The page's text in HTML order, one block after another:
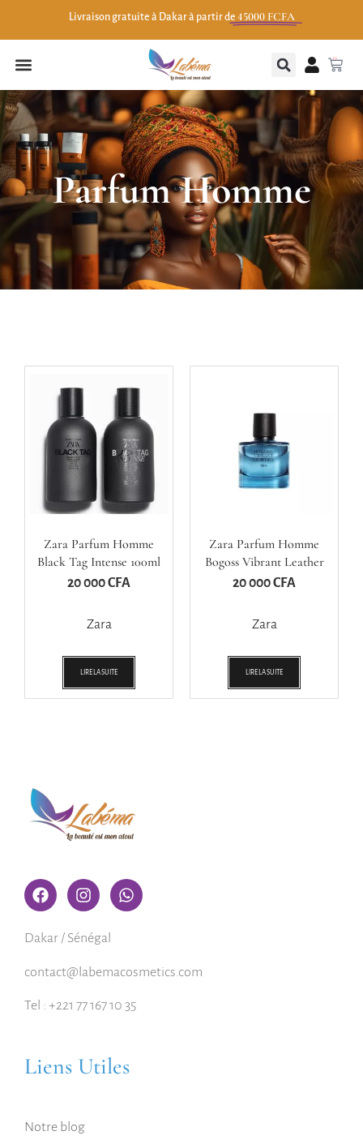
Livraison gratuite à Dakar à partir de 45000 FCFA
0
Parfum Homme
Zara Parfum Homme
Black Tag Intense 100ml
20 000CFA
Zara
LIRE LA SUITE
Zara Parfum Homme
Bogoss Vibrant Leather
60ml
20 000CFA
Zara
LIRE LA SUITE
Dakar / Sénégal
contact@labemacosmetics.com
Tel : +221 77 167 10 35
Liens Utiles
Notre blog